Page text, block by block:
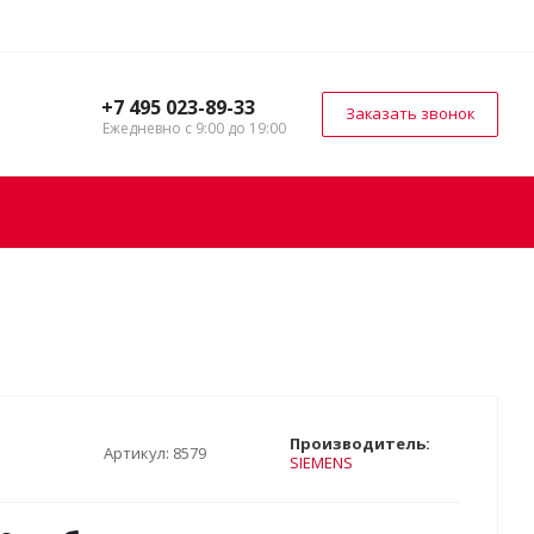
+7 495 023-89-33
Ежедневно с 9:00 до 19:00
Заказать звонок
Артикул: 8579
Производитель:
SIEMENS